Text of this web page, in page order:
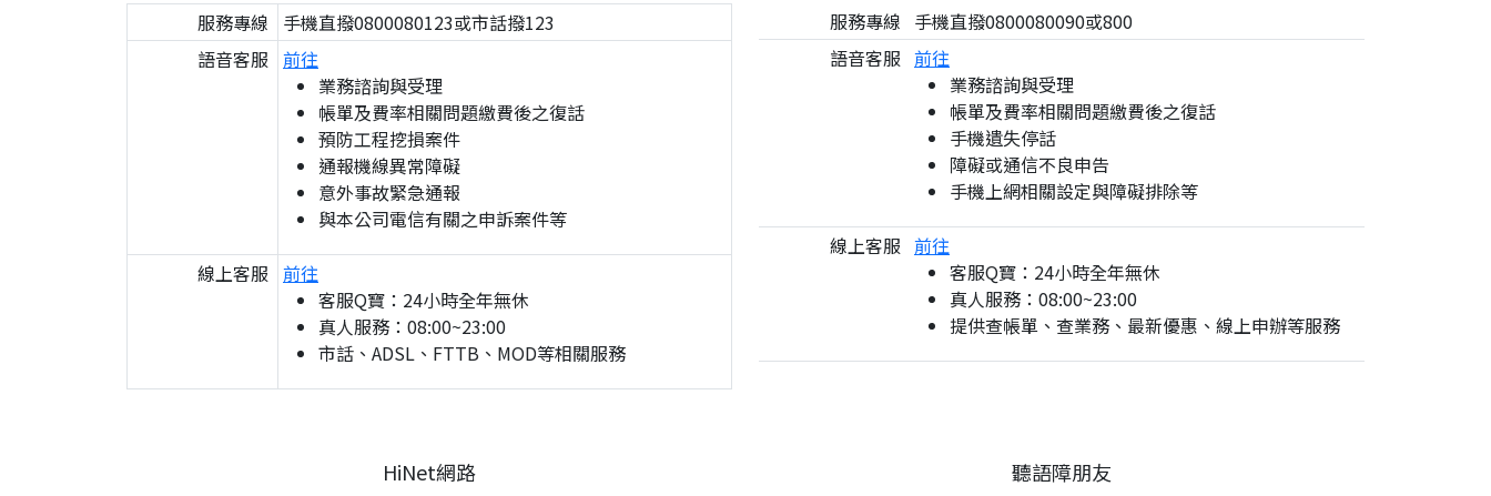
服務專線
手機直撥0800080123或市話撥123
語音客服 前往
業務諮詢與受理
帳單及費率相關問題繳費後之復話
預防工程挖損案件
通報機線異常障礙
意外事故緊急通報
與本公司電信有關之申訴案件等
線上客服 前往
客服Q寶：24小時全年無休
真人服務：08:00~23:00
市話、ADSL、FTTB、MOD等相關服務
服務專線 手機直撥0800080090或800
語音客服 前往
業務諮詢與受理
帳單及費率相關問題繳費後之復話
手機遺失停話
障礙或通信不良申告
手機上網相關設定與障礙排除等
線上客服 前往
客服Q寶：24小時全年無休
真人服務：08:00~23:00
提供查帳單、查業務、最新優惠、線上申辦等服務
HiNet網路 聽語障朋友